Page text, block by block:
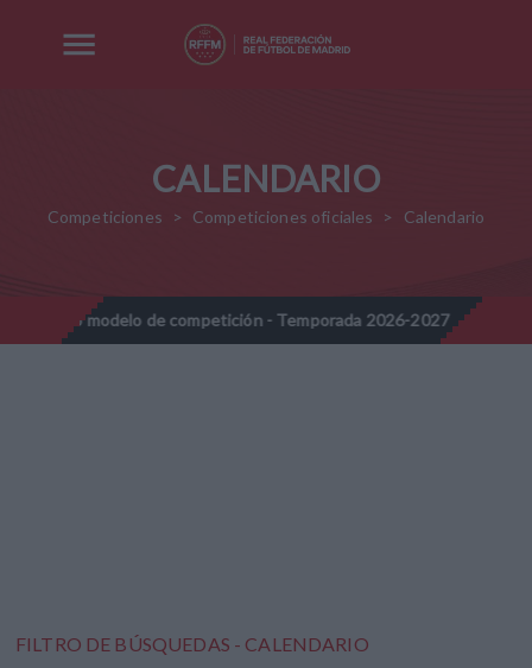
CALENDARIO
Competiciones Competiciones oficiales Calendario
de competición - Temporada 2026-2027 // Nota Informativa
FILTRO DE BÚSQUEDAS - CALENDARIO